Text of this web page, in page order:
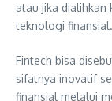
atau jika dialihkan
teknologi
Fintech bisa
sifatnya inovatif
finansial melalui